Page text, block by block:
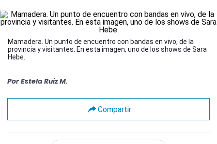
Mamadera. Un punto de encuentro con bandas en vivo, de la
provincia y visitantes. En esta imagen, uno de los shows de Sara
Hebe.
Por Estela Ruiz M.
Compartir